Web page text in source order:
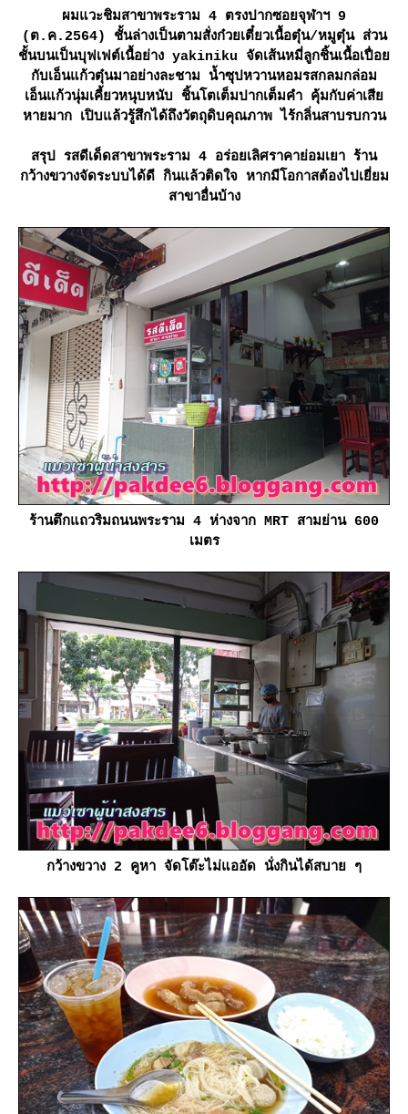
ผมแวะชิมสาขาพระราม 4 ตรงปากซอยจุฬาฯ 9
(ต.ค.2564) ชั้นล่างเป็นตามสั่งก๋วยเตี๋ยวเนื้อตุ๋น/หมูตุ๋น ส่วน
ชั้นบนเป็นบุฟเฟต์เนื้อย่าง yakiniku จัดเส้นหมี่ลูกชิ้นเนื้อเปื่อ
กับเอ็นแก้วตุ๋นมาอย่างละชาม น้ำซุปหวานหอมรสกลมกล่อม
เอ็นแก้วนุ่มเคี้ยวหนุบหนับ ชิ้นโตเต็มปากเต็มคำ คุ้มกับค่าเสี
หายมาก เปิบแล้วรู้สึกได้ถึงวัตถุดิบคุณภาพ ไร้กลิ่นสาบรบกวน
สรุป รสดีเด็ดสาขาพระราม 4 อร่อยเลิศราคาย่อมเยา ร้าน
กว้างขวางจัดระบบได้ดี กินแล้วติดใจ หากมีโอกาสต้องไปเยี่ยม
สาขาอื่นบ้าง
ร้านตึกแถวริมถนนพระราม 4 ห่างจาก MRT สามย่าน 600
เมตร
กว้างขวาง 2 คูหา จัดโต๊ะไม่แออัด นั่งกินได้สบาย ๆ